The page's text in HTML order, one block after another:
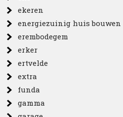
ekeren
energiezuinig huis bouwen
erembodegem
erker
ertvelde
extra
funda
gamma